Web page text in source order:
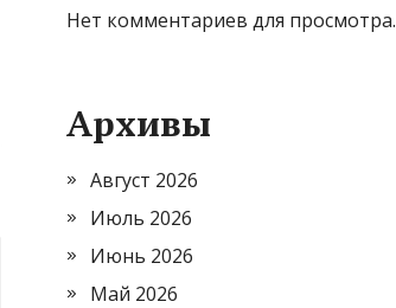
Нет комментариев для просмотра.
Архивы
Август 2026
Июль 2026
Июнь 2026
Май 2026